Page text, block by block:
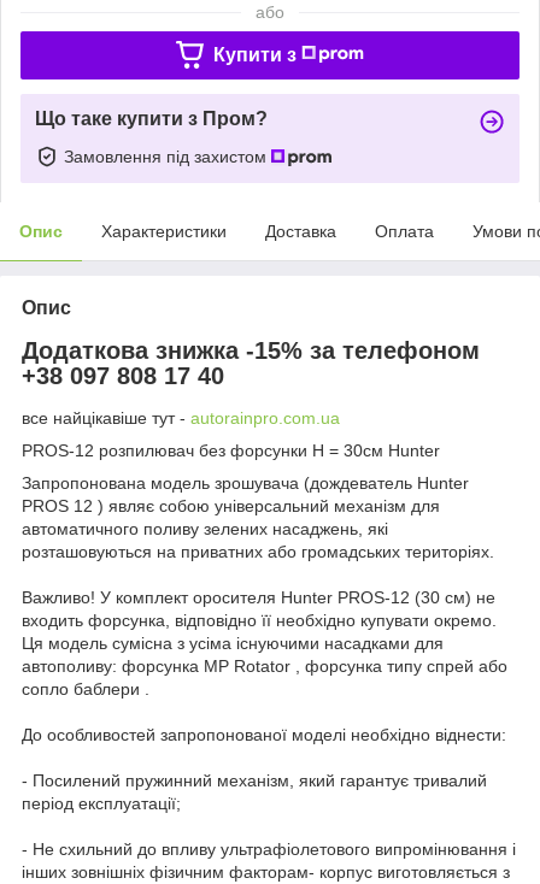
або
Купити з
Що таке купити з Пром?
Замовлення під захистом
Опис Характеристики Доставка Оплата Умови
Опис
Додаткова знижка -15% за телефоном
+38 097 808 17 40
все найцікавіше тут - autorainpro.com.ua
PROS-12 розпилювач без форсунки Н = 30см Hunter
Запропонована модель зрошувача (дождеватель Hunter
PROS 12 ) являє собою універсальний механізм для
автоматичного поливу зелених насаджень, які
розташовуються на приватних або громадських територіях.
Важливо! У комплект оросителя Hunter PROS-12 (30 см) не
входить форсунка, відповідно її необхідно купувати окремо.
Ця модель сумісна з усіма існуючими насадками для
автополиву: форсунка MP Rotator , форсунка типу спрей або
сопло баблери .
До особливостей запропонованої моделі необхідно віднести:
- Посилений пружинний механізм, який гарантує тривалий
період експлуатації;
- Не схильний до впливу ультрафіолетового випромінювання і
інших зовнішніх фізичним факторам- корпус виготовляється з